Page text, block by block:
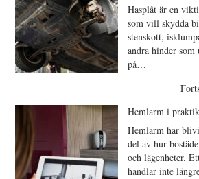
Hasplåt är en
som vill skydda
stenskott,
andra hinder
på…
Hemlarm i
Hemlarm har
del av hur
och lägenheter.
handlar inte